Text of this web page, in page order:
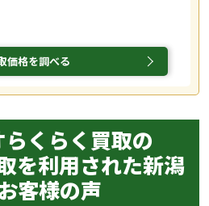
価格を調べる
くらく買取の
を利用された新潟
客様の声